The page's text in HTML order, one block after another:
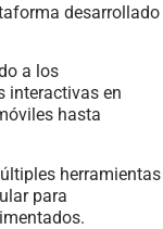
desarrollado
a los
interactivas en
hasta
herramientas
para